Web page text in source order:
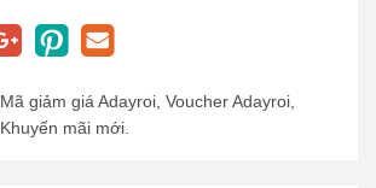
Mã giảm giá Adayroi, Voucher Adayroi,
Khuyến mãi mới.